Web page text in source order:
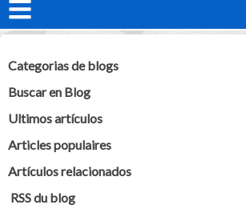
Categorias de blogs
Buscar en Blog
Ultimos artículos
Articles populaires
Artículos relacionados
RSS du blog